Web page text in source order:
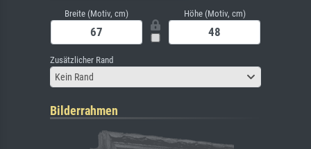
Breite (Motiv, cm) Höhe (Motiv, cm)
Zusätzlicher Rand
Kein Rand
Bilderrahmen